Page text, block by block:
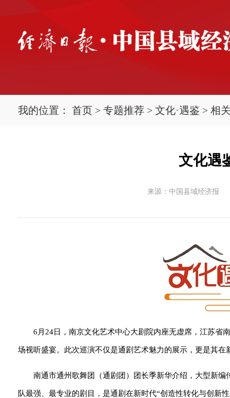
我的位置： 首页 > 专题推荐 > 文化·遇鉴 > 相
文化遇
来源：中国县域经济报
6月24日，南京文化艺术中心大剧院内座无虚席，江苏省
场视听盛宴。此次巡演不仅是通剧艺术魅力的展示，更是其在
南通市通州歌舞团（通剧团）团长季新华介绍，大型新
队最强、最专业的剧目，是通剧在新时代“创造性转化与创新